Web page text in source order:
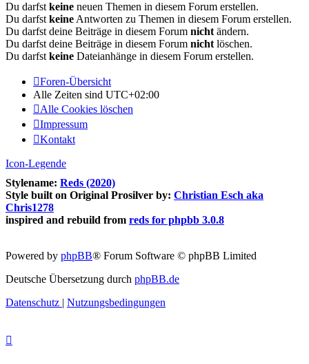
Du darfst keine neuen Themen in diesem Forum erstellen.
Du darfst keine Antworten zu Themen in diesem Forum erstellen.
Du darfst deine Beiträge in diesem Forum nicht ändern.
Du darfst deine Beiträge in diesem Forum nicht löschen.
Du darfst keine Dateianhänge in diesem Forum erstellen.
Foren-Übersicht
Alle Zeiten sind UTC+02:00
Alle Cookies löschen
Impressum
Kontakt
Icon-Legende
Stylename: Reds (2020)
Style built on Original Prosilver by: Christian Esch aka
Chris1278
inspired and rebuild from reds for phpbb 3.0.8
Powered by phpBB® Forum Software © phpBB Limited
Deutsche Übersetzung durch phpBB.de
Datenschutz | Nutzungsbedingungen